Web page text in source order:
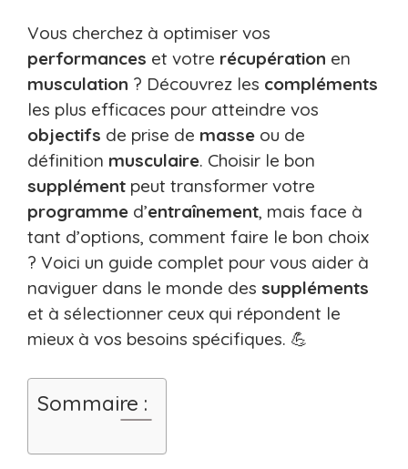
Vous cherchez à optimiser vos
performances et votre récupération en
musculation ? Découvrez les compléments
les plus efficaces pour atteindre vos
objectifs de prise de masse ou de
définition musculaire. Choisir le bon
supplément peut transformer votre
programme d’entraînement, mais face à
tant d’options, comment faire le bon choix
? Voici un guide complet pour vous aider à
naviguer dans le monde des suppléments
et à sélectionner ceux qui répondent le
mieux à vos besoins spécifiques. 💪
Sommaire :